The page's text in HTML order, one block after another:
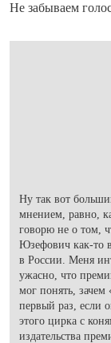
Не забываем
Ну так вот
мнением, равно,
говорю не о том,
Юзефович как-то
в России. Меня
ужасно, что
мог понять, зачем
первый раз, если
этого цирка с
издательства